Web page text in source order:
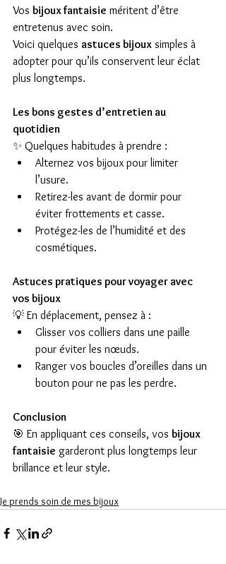
Vos bijoux fantaisie méritent d’être
entretenus avec soin.
Voici quelques astuces bijoux simples à
adopter pour qu’ils conservent leur éclat
plus longtemps.
Les bons gestes d’entretien au
quotidien
✨ Quelques habitudes à prendre :
Alternez vos bijoux pour limiter
l’usure.
Retirez-les avant de dormir pour
éviter frottements et casse.
Protégez-les de l’humidité et des
cosmétiques.
Astuces pratiques pour voyager avec
vos bijoux
💡 En déplacement, pensez à :
Glisser vos colliers dans une paille
pour éviter les nœuds.
Ranger vos boucles d’oreilles dans un
bouton pour ne pas les perdre.
Conclusion
🎯 En appliquant ces conseils, vos bijoux
fantaisie garderont plus longtemps leur
brillance et leur style.
Je prends soin de mes bijoux